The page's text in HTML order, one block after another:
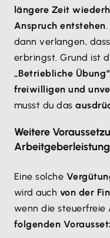
längere Zeit
Anspruch entstehen
dann verlangen,
erbringst. Grund ist
„Betriebliche Übung“
freiwilligen und
musst du das
Weitere
Eine solche
wird auch von der
wenn die
folgenden